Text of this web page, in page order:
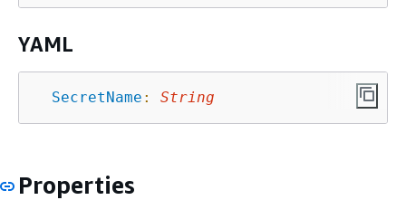
YAML
SecretName : String
Properties